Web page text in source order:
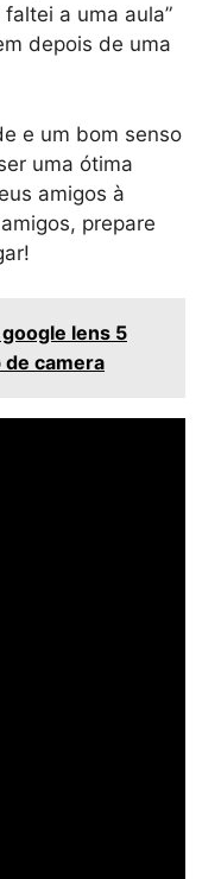
a uma aula”
depois de uma
e um bom senso
uma ótima
amigos à
prepare
lens 5
de camera